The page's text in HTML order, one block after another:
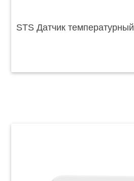
STS Датчик температурный